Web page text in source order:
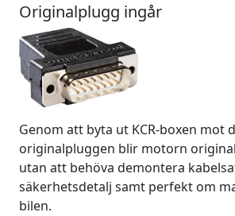
Originalplugg ingår
Genom att byta ut KCR-boxen mot
originalpluggen blir motorn
utan att behöva demontera
säkerhetsdetalj samt perfekt om
bilen.